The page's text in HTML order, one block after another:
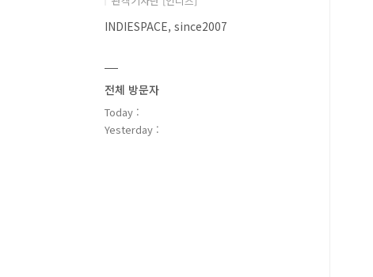
INDIESPACE, since2007
전체 방문자
Today :
Yesterday :